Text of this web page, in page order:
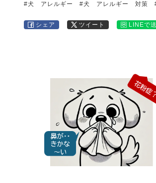
#犬 アレルギー #犬 アレルギー 対策
シェア ツイート LINEで